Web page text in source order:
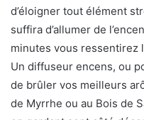
d’éloigner tout élément
suffira d’allumer de
minutes vous ressentirez
Un diffuseur encens, ou
de brûler vos meilleurs
de Myrrhe ou au Bois de